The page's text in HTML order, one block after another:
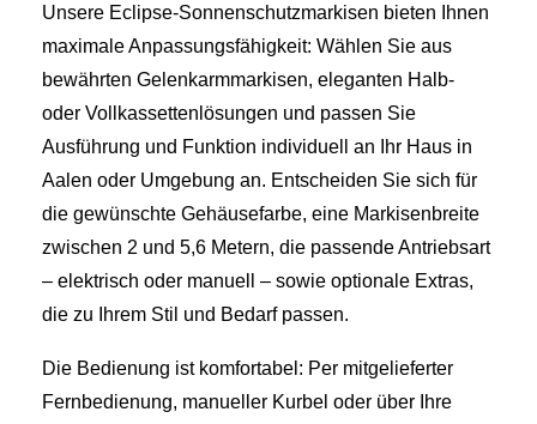
Unsere Eclipse-Sonnenschutzmarkisen bieten Ihnen
maximale Anpassungsfähigkeit: Wählen Sie aus
bewährten Gelenkarmmarkisen, eleganten Halb-
oder Vollkassettenlösungen und passen Sie
Ausführung und Funktion individuell an Ihr Haus in
Aalen oder Umgebung an. Entscheiden Sie sich für
die gewünschte Gehäusefarbe, eine Markisenbreite
zwischen 2 und 5,6 Metern, die passende Antriebsart
– elektrisch oder manuell – sowie optionale Extras,
die zu Ihrem Stil und Bedarf passen.
Die Bedienung ist komfortabel: Per mitgelieferter
Fernbedienung, manueller Kurbel oder über Ihre